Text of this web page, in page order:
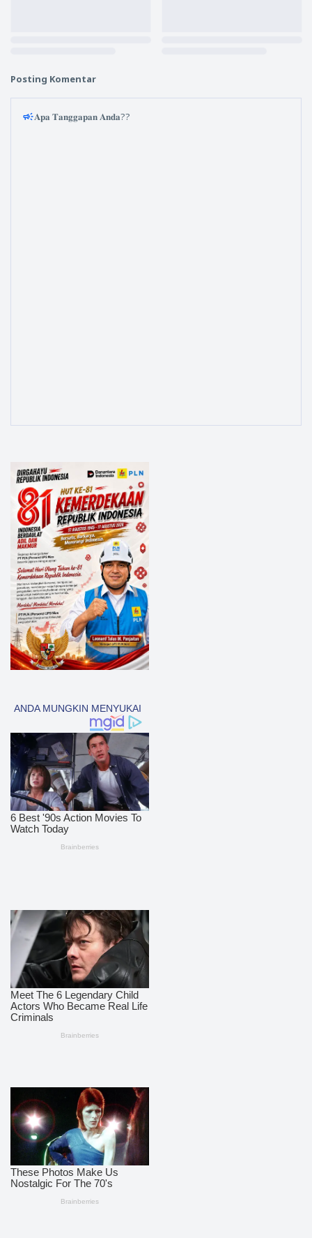
Posting Komentar
𝐀𝐩𝐚 𝐓𝐚𝐧𝐠𝐠𝐚𝐩𝐚𝐧 𝐀𝐧𝐝𝐚??